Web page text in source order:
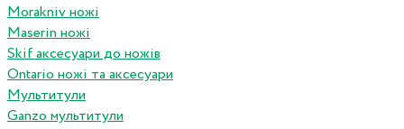
Morakniv ножі
Maserin ножі
Skif аксесуари до ножів
Ontario ножі та аксесуари
Мультитули
Ganzo мультитули